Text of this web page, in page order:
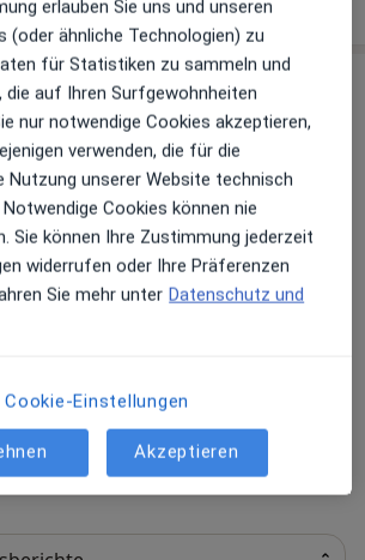
über die Adresse
Bewerten
Bewertungen ist wichtig. Wir
Richtlinien. Erfahren Sie
Bewertungen und wie wir
unterMehr erfahren
erlauben Sie uns und unseren
(oder ähnliche Technologien) zu
für Statistiken zu sammeln und
die auf Ihren Surfgewohnheiten
nur notwendige Cookies akzeptieren,
verwenden, die für die
Nutzung unserer Website technisch
Cookies können nie
Sie können Ihre Zustimmung jederzeit
widerrufen oder Ihre Präferenzen
Sie mehr unter Datenschutz und
Cookie-Einstellungen
Akzeptieren